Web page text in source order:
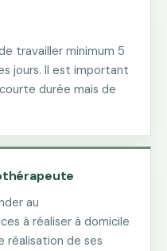
travailler minimum 5
jours. Il est important
durée mais de
au
à réaliser à domicile
réalisation de ses